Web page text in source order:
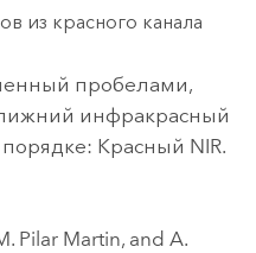
из красного канала
пробелами,
инфракрасный
Красный NIR.
Pilar Martin, and A.